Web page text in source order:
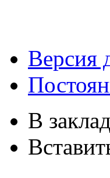
Версия
В